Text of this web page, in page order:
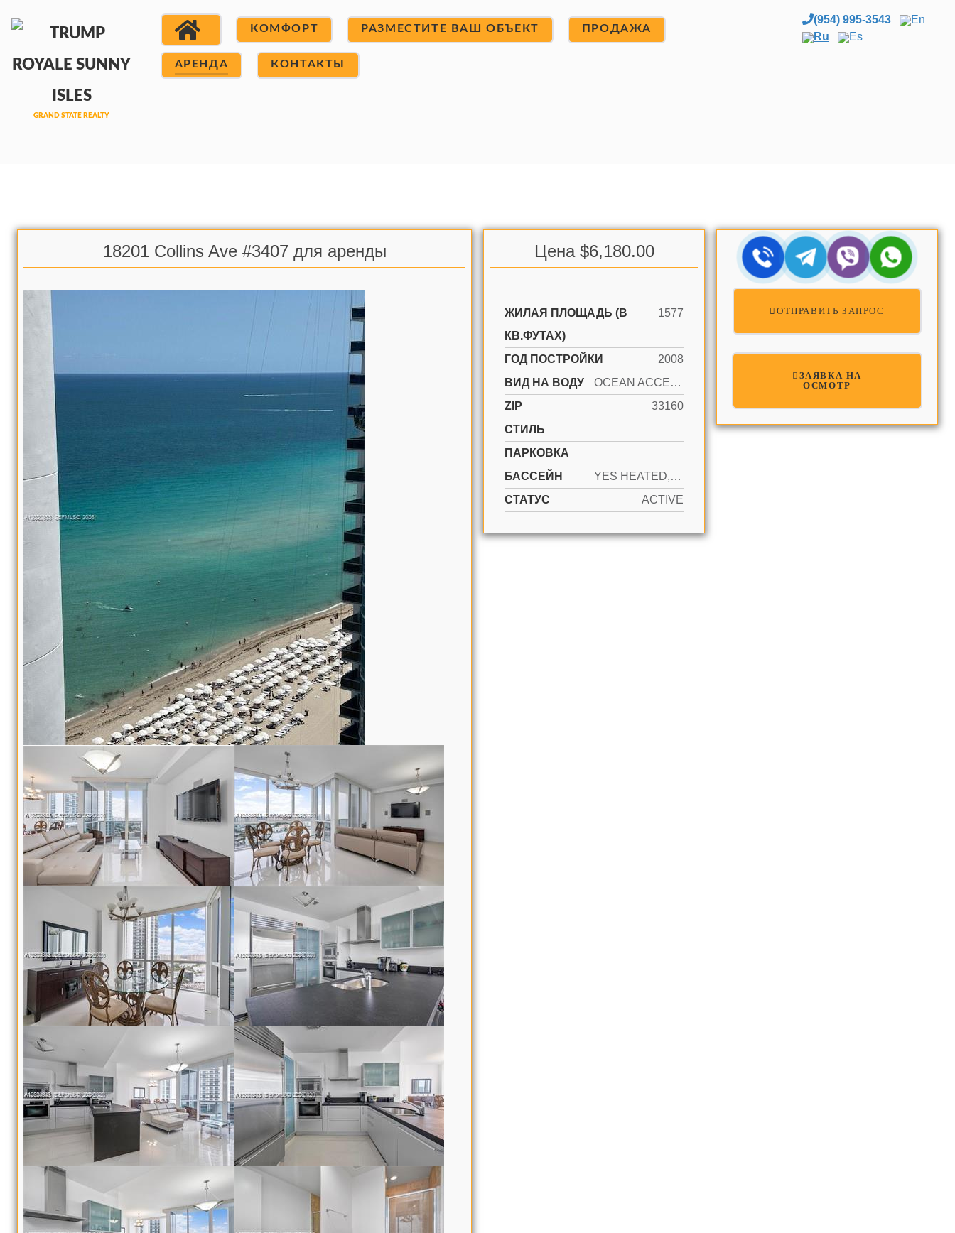
КОМФОРТ РАЗМЕСТИТЕ ВАШ ОБЪЕКТ ПРОДАЖА
АРЕНДА КОНТАКТЫ
(954) 995-3543
En
Ru
Es
18201 Collins Ave #3407 для аренды Цена $6,180.00
ЖИЛАЯ ПЛОЩАДЬ (В
КВ.ФУТАХ)
1577
ГОД ПОСТРОЙКИ
2008
ВИД НА ВОДУ
OCEAN ACCESS
ZIP
33160
СТИЛЬ
ПАРКОВКА
БАССЕЙН
YES HEATED, HOT TUB
СТАТУС
ACTIVE
ОТПРАВИТЬ ЗАПРОС
ЗАЯВКА НА
ОСМОТР